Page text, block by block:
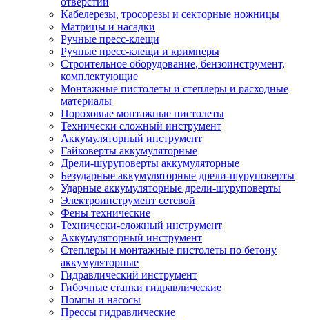
Кабелерезы, тросорезы и секторные ножницы
Матрицы и насадки
Ручные пресс-клещи
Ручные пресс-клещи и кримперы
Строительное оборудование, бензоинструмент,
комплектующие
Монтажные пистолеты и степлеры и расходные
материалы
Пороховые монтажные пистолеты
Технически сложный инструмент
Аккумуляторный инструмент
Гайковерты аккумуляторные
Дрели-шуруповерты аккумуляторные
Безударные аккумуляторные дрели-шуруповерты
Ударные аккумуляторные дрели-шуруповерты
Электроинструмент сетевой
Фены технические
Технически-сложный инструмент
Аккумуляторный инструмент
Степлеры и монтажные пистолеты по бетону
аккумуляторные
Гидравлический инструмент
Гибочные станки гидравлические
Помпы и насосы
Прессы гидравлические